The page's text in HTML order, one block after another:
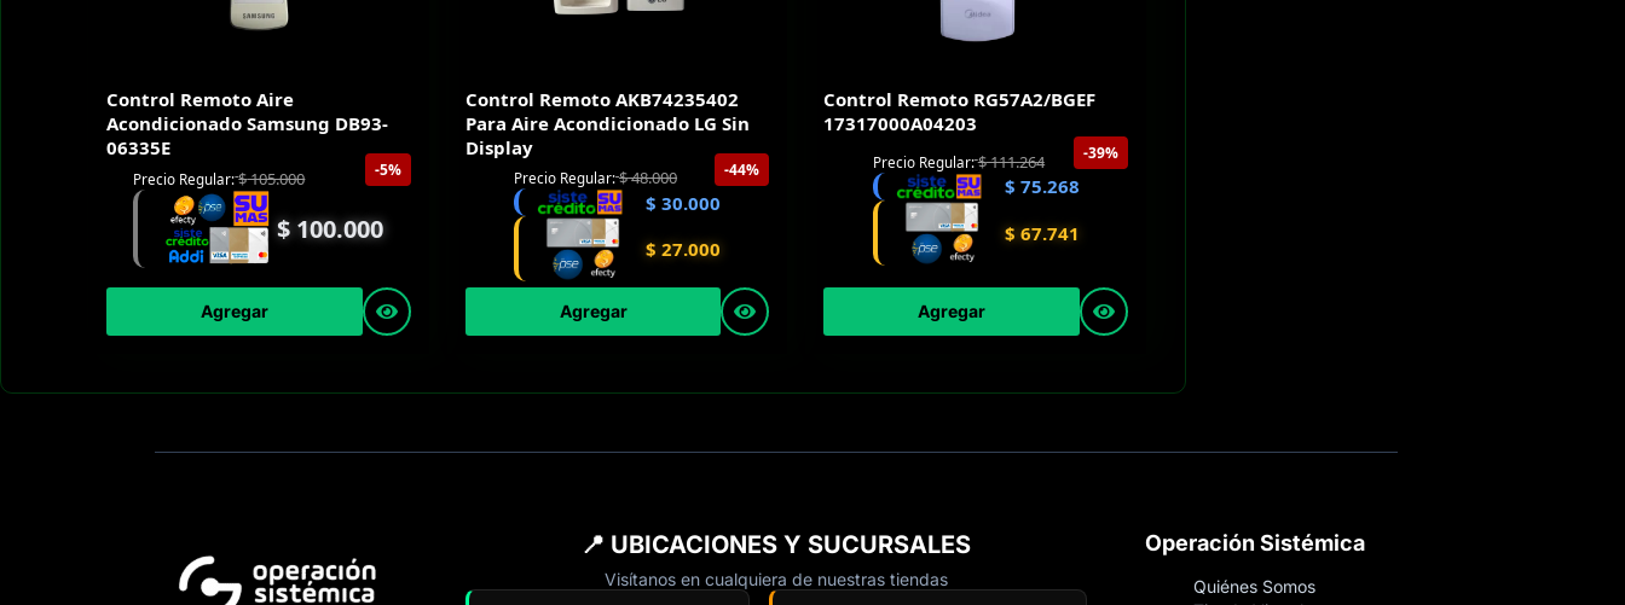
Control Remoto Aire
Acondicionado Samsung DB93-
06335E
-5%
Precio Regular:$105.000
$ 100.000
Agregar
Control Remoto AKB74235402
Para Aire Acondicionado LG Sin
Display
-44%
Precio Regular:$48.000
$ 30.000
$ 27.000
Agregar
Control Remoto RG57A2/BGEF
17317000A04203
-39%
Precio Regular:$111.264
$ 75.268
$ 67.741
Agregar
📍 UBICACIONES Y SUCURSALES
Visítanos en cualquiera de nuestras tiendas
Operación Sistémica
Quiénes Somos